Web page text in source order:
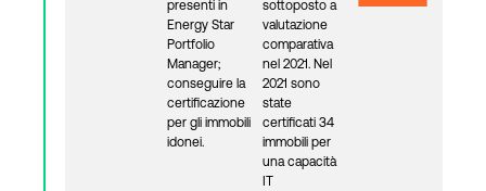
presenti in
Energy Star
Portfolio
Manager;
conseguire la
certificazione
per gli immobili
idonei.
sottoposto a
valutazione
comparativa
nel 2021. Nel
2021 sono
state
certificati 34
immobili per
una capacità
IT